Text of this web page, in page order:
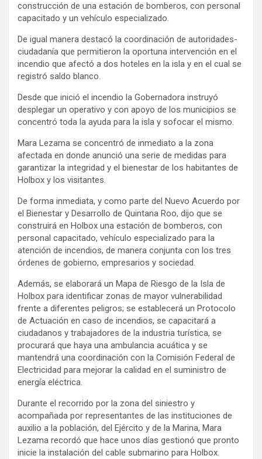
construcción de una estación de bomberos, con personal
capacitado y un vehículo especializado.
De igual manera destacó la coordinación de autoridades-
ciudadanía que permitieron la oportuna intervención en el
incendio que afectó a dos hoteles en la isla y en el cual se
registró saldo blanco.
Desde que inició el incendio la Gobernadora instruyó
desplegar un operativo y con apoyo de los municipios se
concentró toda la ayuda para la isla y sofocar el mismo.
Mara Lezama se concentró de inmediato a la zona
afectada en donde anunció una serie de medidas para
garantizar la integridad y el bienestar de los habitantes de
Holbox y los visitantes.
De forma inmediata, y como parte del Nuevo Acuerdo por
el Bienestar y Desarrollo de Quintana Roo, dijo que se
construirá en Holbox una estación de bomberos, con
personal capacitado, vehículo especializado para la
atención de incendios, de manera conjunta con los tres
órdenes de gobierno, empresarios y sociedad.
Además, se elaborará un Mapa de Riesgo de la Isla de
Holbox para identificar zonas de mayor vulnerabilidad
frente a diferentes peligros; se establecerá un Protocolo
de Actuación en caso de incendios, se capacitará a
ciudadanos y trabajadores de la industria turística, se
procurará que haya una ambulancia acuática y se
mantendrá una coordinación con la Comisión Federal de
Electricidad para mejorar la calidad en el suministro de
energía eléctrica.
Durante el recorrido por la zona del siniestro y
acompañada por representantes de las instituciones de
auxilio a la población, del Ejército y de la Marina, Mara
Lezama recordó que hace unos días gestionó que pronto
inicie la instalación del cable submarino para Holbox.